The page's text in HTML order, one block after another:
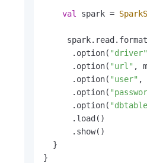
val spark =
      .option(
"driver"
      .option(
"url" ,
      .option(
"user" ,
      .option(
      .option(
      .load()
      .show()
  }
}